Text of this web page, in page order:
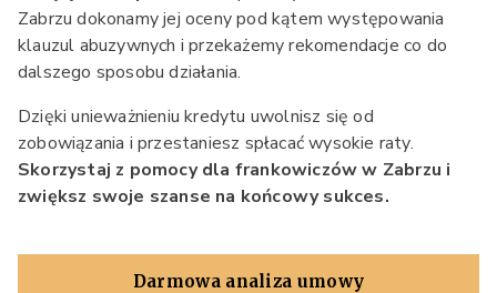
Zabrzu dokonamy jej oceny pod kątem występowania
klauzul abuzywnych i przekażemy rekomendacje co do
dalszego sposobu działania.
Dzięki unieważnieniu kredytu uwolnisz się od
zobowiązania i przestaniesz spłacać wysokie raty.
Skorzystaj z pomocy dla frankowiczów w Zabrzu i
zwiększ swoje szanse na końcowy sukces.
Darmowa analiza umowy